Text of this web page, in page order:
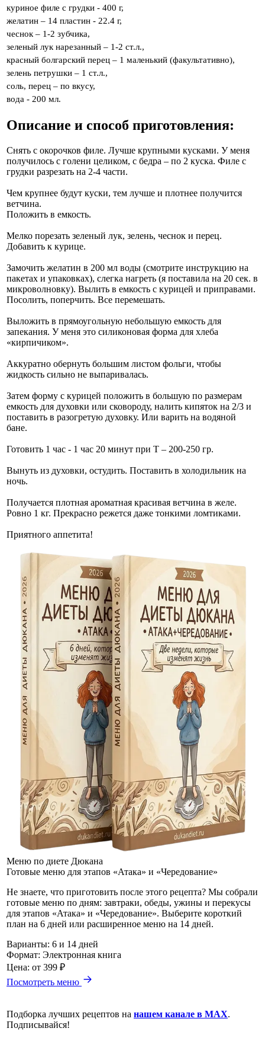
куриное филе с грудки - 400 г,
желатин – 14 пластин - 22.4 г,
чеснок – 1-2 зубчика,
зеленый лук нарезанный – 1-2 ст.л.,
красный болгарский перец – 1 маленький (факультативно),
зелень петрушки – 1 ст.л.,
соль, перец – по вкусу,
вода - 200 мл.
Описание и способ приготовления:
Снять с окорочков филе. Лучше крупными кусками. У меня
получилось с голени целиком, с бедра – по 2 куска. Филе с
грудки разрезать на 2-4 части.
Чем крупнее будут куски, тем лучше и плотнее получится
ветчина.
Положить в емкость.
Мелко порезать зеленый лук, зелень, чеснок и перец.
Добавить к курице.
Замочить желатин в 200 мл воды (смотрите инструкцию на
пакетах и упаковках), слегка нагреть (я поставила на 20 сек. в
микроволновку). Вылить в емкость с курицей и приправами.
Посолить, поперчить. Все перемешать.
Выложить в прямоугольную небольшую емкость для
запекания. У меня это силиконовая форма для хлеба
«кирпичиком».
Аккуратно обернуть большим листом фольги, чтобы
жидкость сильно не выпаривалась.
Затем форму с курицей положить в большую по размерам
емкость для духовки или сковороду, налить кипяток на 2/3 и
поставить в разогретую духовку. Или варить на водяной
бане.
Готовить 1 час - 1 час 20 минут при Т – 200-250 гр.
Вынуть из духовки, остудить. Поставить в холодильник на
ночь.
Получается плотная ароматная красивая ветчина в желе.
Ровно 1 кг. Прекрасно режется даже тонкими ломтиками.
Приятного аппетита!
Меню по диете Дюкана
Готовые меню для этапов «Атака» и «Чередование»
Не знаете, что приготовить после этого рецепта? Мы собрали
готовые меню по дням: завтраки, обеды, ужины и перекусы
для этапов «Атака» и «Чередование». Выберите короткий
план на 6 дней или расширенное меню на 14 дней.
Варианты: 6 и 14 дней
Формат: Электронная книга
Цена: от 399 ₽
Посмотреть меню
Подборка лучших рецептов на нашем канале в MAX.
Подписывайся!